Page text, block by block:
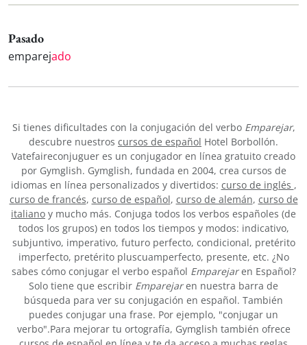
Pasado
emparejado
Si tienes dificultades con la conjugación del verbo Emparejar,
descubre nuestros cursos de español Hotel Borbollón.
Vatefaireconjuguer es un conjugador en línea gratuito creado
por Gymglish. Gymglish, fundada en 2004, crea cursos de
idiomas en línea personalizados y divertidos: curso de inglés ,
curso de francés, curso de español, curso de alemán, curso de
italiano y mucho más. Conjuga todos los verbos españoles (de
todos los grupos) en todos los tiempos y modos: indicativo,
subjuntivo, imperativo, futuro perfecto, condicional, pretérito
imperfecto, pretérito pluscuamperfecto, presente, etc. ¿No
sabes cómo conjugar el verbo español Emparejaren Español?
Solo tiene que escribir Emparejaren nuestra barra de
búsqueda para ver su conjugación en español. También
puedes conjugar una frase. Por ejemplo, "conjugar un
verbo".Para mejorar tu ortografía, Gymglish también ofrece